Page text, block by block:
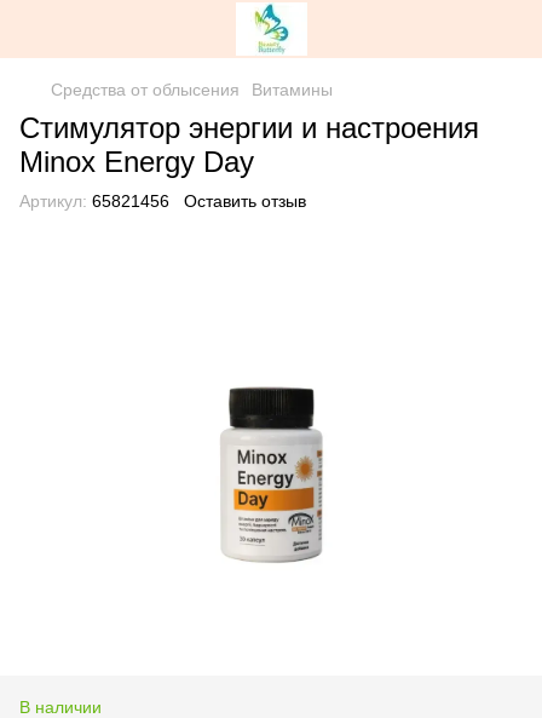
Средства от облысения Витамины
Стимулятор энергии и настроения
Minox Energy Day
Артикул: 65821456 Оставить отзыв
В наличии